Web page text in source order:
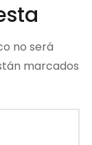
no será
marcados